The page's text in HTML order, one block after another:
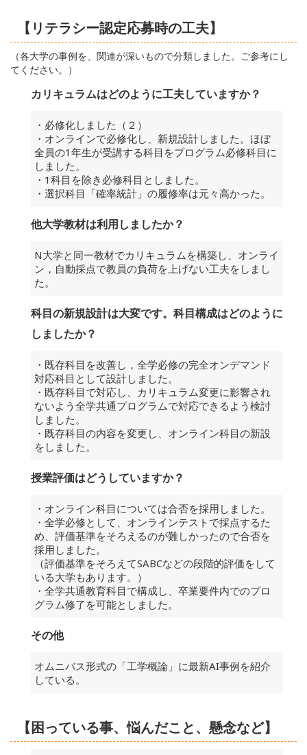
【リテラシー認定応募時の工夫】
（各大学の事例を、関連が深いもので分類しました。ご参考にし
てください。）
カリキュラムはどのように工夫していますか？
・必修化しました（２）
・オンラインで必修化し、新規設計しました。ほぼ
全員の1年生が受講する科目をプログラム必修科目に
しました。
・1科目を除き必修科目としました。
・選択科目「確率統計」の履修率は元々高かった。
他大学教材は利用しましたか？
N大学と同一教材でカリキュラムを構築し、オンライ
ン，自動採点で教員の負荷を上げない工夫をしまし
た。
科目の新規設計は大変です。科目構成はどのように
しましたか？
・既存科目を改善し，全学必修の完全オンデマンド
対応科目として設計しました。
・既存科目で対応し、カリキュラム変更に影響され
ないよう全学共通プログラムで対応できるよう検討
しました。
・既存科目の内容を変更し、オンライン科目の新設
をしました。
授業評価はどうしていますか？
・オンライン科目については合否を採用しました。
・全学必修として、オンラインテストで採点するた
め、評価基準をそろえるのが難しかったので合否を
採用しました。
（評価基準をそろえてSABCなどの段階的評価をして
いる大学もあります。）
・全学共通教育科目で構成し、卒業要件内でのプロ
グラム修了を可能としました。
その他
オムニバス形式の「工学概論」に最新AI事例を紹介
している。
【困っている事、悩んだこと、懸念など】